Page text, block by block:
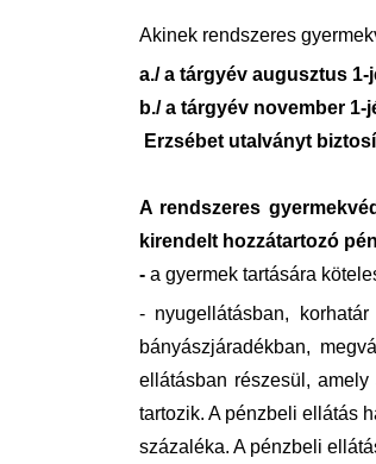
Akinek rendszeres
a./ a tárgyév augusztus
b./ a tárgyév november
Erzsébet utalványt
A rendszeres
kirendelt hozzátartozó
- a gyermek tartására
- nyugellátásban,
bányászjáradékban,
ellátásban részesül,
tartozik. A pénzbeli ellátás
százaléka. A pénzbeli